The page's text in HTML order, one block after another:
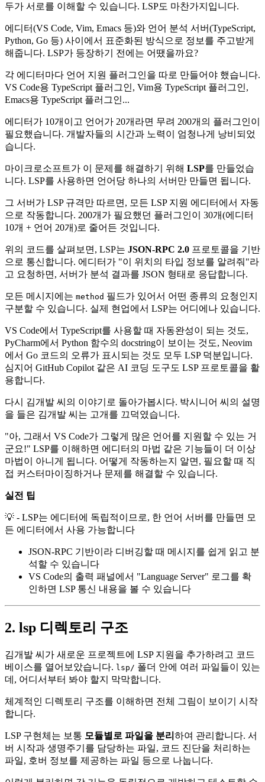
두가 서로를 이해할 수 있습니다. LSP도 마찬가지입니다.
에디터(VS Code, Vim, Emacs 등)와 언어 분석 서버(TypeScript,
Python, Go 등) 사이에서 표준화된 방식으로 정보를 주고받게
해줍니다. LSP가 등장하기 전에는 어땠을까요?
각 에디터마다 언어 지원 플러그인을 따로 만들어야 했습니다.
VS Code용 TypeScript 플러그인, Vim용 TypeScript 플러그인,
Emacs용 TypeScript 플러그인...
에디터가 10개이고 언어가 20개라면 무려 200개의 플러그인이
필요했습니다. 개발자들의 시간과 노력이 엄청나게 낭비되었
습니다.
마이크로소프트가 이 문제를 해결하기 위해 LSP를 만들었습
니다. LSP를 사용하면 언어당 하나의 서버만 만들면 됩니다.
그 서버가 LSP 규격만 따르면, 모든 LSP 지원 에디터에서 자동
으로 작동합니다. 200개가 필요했던 플러그인이 30개(에디터
10개 + 언어 20개)로 줄어든 것입니다.
위의 코드를 살펴보면, LSP는 JSON-RPC 2.0 프로토콜을 기반
으로 통신합니다. 에디터가 "이 위치의 타입 정보를 알려줘"라
고 요청하면, 서버가 분석 결과를 JSON 형태로 응답합니다.
모든 메시지에는 method 필드가 있어서 어떤 종류의 요청인지
구분할 수 있습니다. 실제 현업에서 LSP는 어디에나 있습니다.
VS Code에서 TypeScript를 사용할 때 자동완성이 되는 것도,
PyCharm에서 Python 함수의 docstring이 보이는 것도, Neovim
에서 Go 코드의 오류가 표시되는 것도 모두 LSP 덕분입니다.
심지어 GitHub Copilot 같은 AI 코딩 도구도 LSP 프로토콜을 활
용합니다.
다시 김개발 씨의 이야기로 돌아가봅시다. 박시니어 씨의 설명
을 들은 김개발 씨는 고개를 끄덕였습니다.
"아, 그래서 VS Code가 그렇게 많은 언어를 지원할 수 있는 거
군요!" LSP를 이해하면 에디터의 마법 같은 기능들이 더 이상
마법이 아니게 됩니다. 어떻게 작동하는지 알면, 필요할 때 직
접 커스터마이징하거나 문제를 해결할 수 있습니다.
실전 팁
💡 - LSP는 에디터에 독립적이므로, 한 언어 서버를 만들면 모
든 에디터에서 사용 가능합니다
JSON-RPC 기반이라 디버깅할 때 메시지를 쉽게 읽고 분
석할 수 있습니다
VS Code의 출력 패널에서 "Language Server" 로그를 확
인하면 LSP 통신 내용을 볼 수 있습니다
2. lsp 디렉토리 구조
김개발 씨가 새로운 프로젝트에 LSP 지원을 추가하려고 코드
베이스를 열어보았습니다. lsp/ 폴더 안에 여러 파일들이 있는
데, 어디서부터 봐야 할지 막막합니다.
체계적인 디렉토리 구조를 이해하면 전체 그림이 보이기 시작
합니다.
LSP 구현체는 보통 모듈별로 파일을 분리 하여 관리합니다. 서
버 시작과 생명주기를 담당하는 파일, 코드 진단을 처리하는
파일, 호버 정보를 제공하는 파일 등으로 나눕니다.